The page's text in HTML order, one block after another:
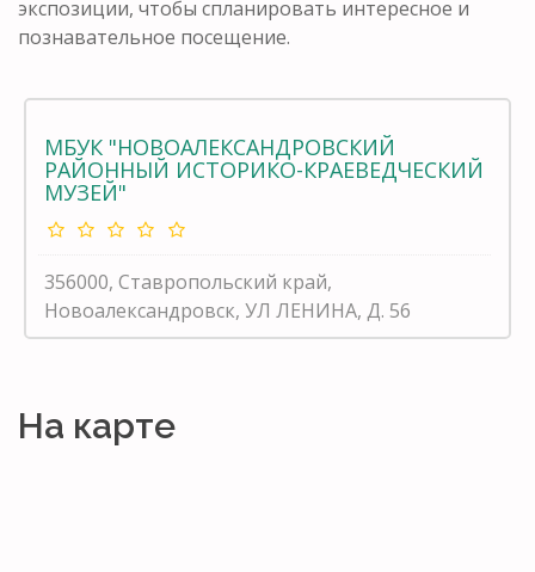
экспозиции, чтобы спланировать интересное и
познавательное посещение.
МБУК "НОВОАЛЕКСАНДРОВСКИЙ
РАЙОННЫЙ ИСТОРИКО-КРАЕВЕДЧЕСКИЙ
МУЗЕЙ"
356000, Ставропольский край,
Новоалександровск, УЛ ЛЕНИНА, Д. 56
На карте